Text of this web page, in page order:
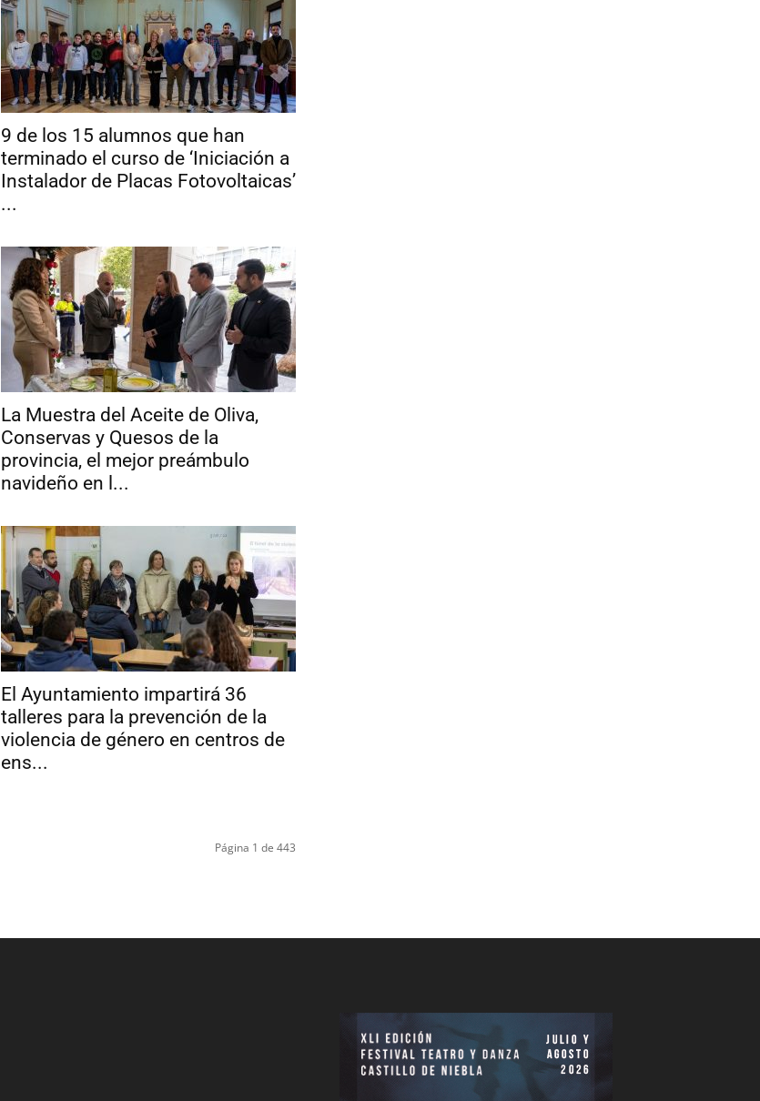
9 de los 15 alumnos que han
terminado el curso de ‘Iniciación a
Instalador de Placas Fotovoltaicas’
...
La Muestra del Aceite de Oliva,
Conservas y Quesos de la
provincia, el mejor preámbulo
navideño en l...
El Ayuntamiento impartirá 36
talleres para la prevención de la
violencia de género en centros de
ens...
Página 1 de 443